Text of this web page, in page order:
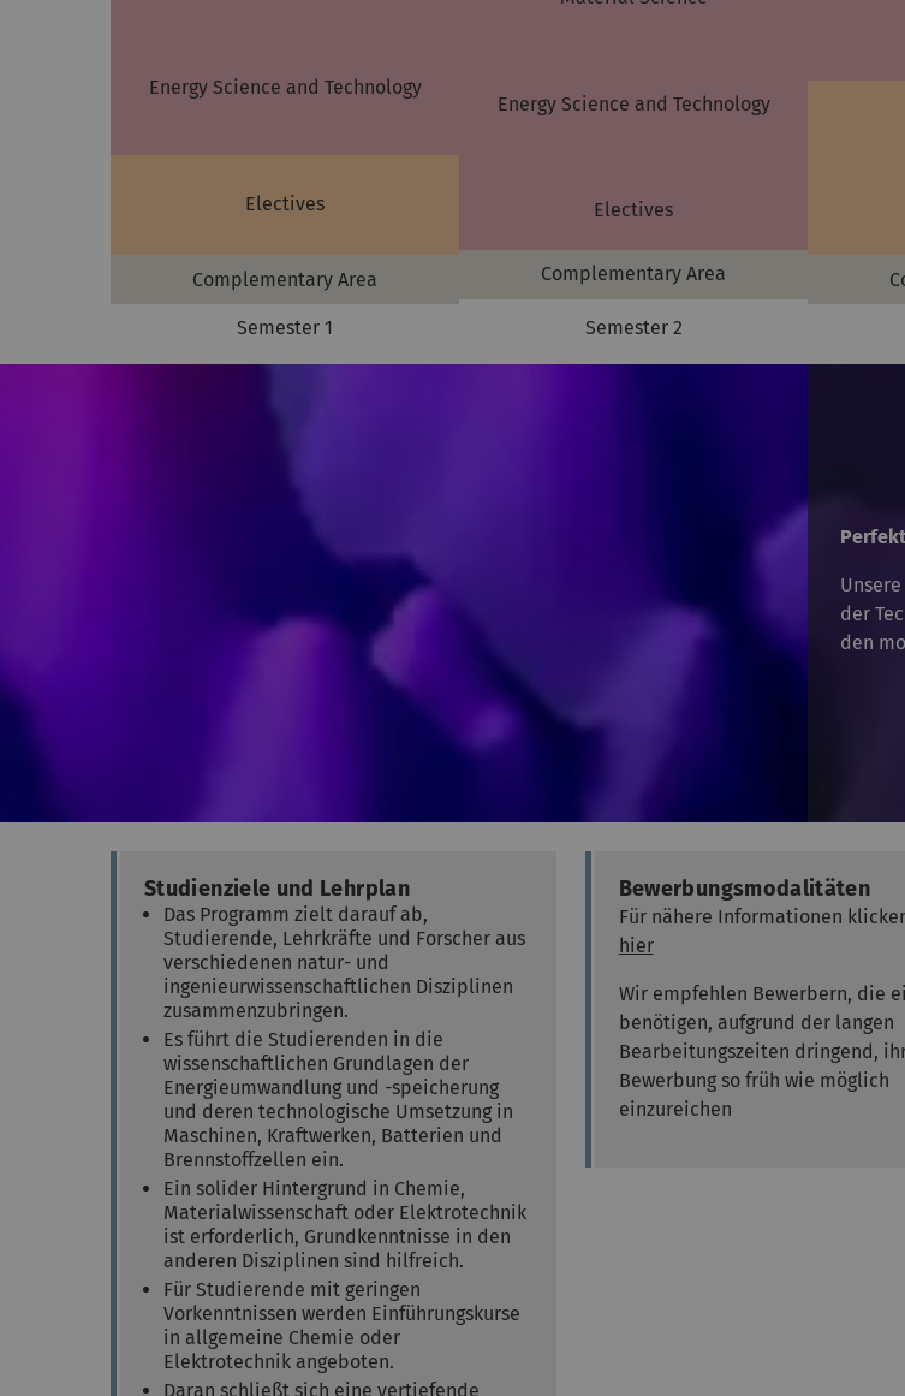
Energy Science and Technology
Electives
Complementary Area
Semester 1
Energy Science and Technology
Electives
Complementary Area
Semester 2
der
den
Studienziele und Lehrplan
Das Programm zielt darauf ab,
Studierende, Lehrkräfte und Forscher aus
verschiedenen natur- und
ingenieurwissenschaftlichen Disziplinen
zusammenzubringen.
Es führt die Studierenden in die
wissenschaftlichen Grundlagen der
Energieumwandlung und -speicherung
und deren technologische Umsetzung in
Maschinen, Kraftwerken, Batterien und
Brennstoffzellen ein.
Ein solider Hintergrund in Chemie,
Materialwissenschaft oder Elektrotechnik
ist erforderlich, Grundkenntnisse in den
anderen Disziplinen sind hilfreich.
Für Studierende mit geringen
Vorkenntnissen werden Einführungskurse
in allgemeine Chemie oder
Elektrotechnik angeboten.
Daran schließt sich eine vertiefende
Bewerbungsmodalitäten
Für nähere Informationen
hier
Wir empfehlen Bewerbern, die
benötigen, aufgrund der langen
Bearbeitungszeiten dringend,
Bewerbung so früh wie möglich
einzureichen